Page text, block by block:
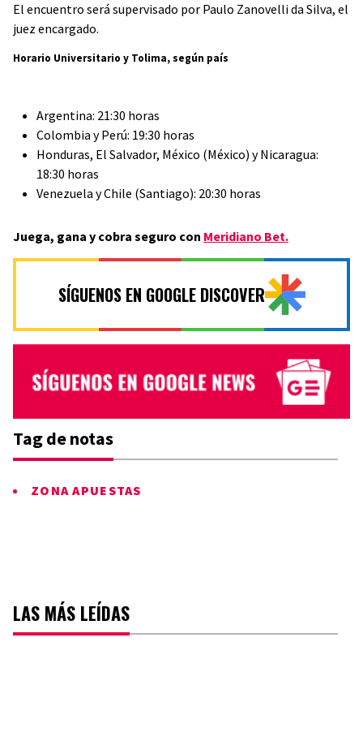
El encuentro será supervisado por Paulo Zanovelli da Silva, el
juez encargado.
Horario Universitario y Tolima, según país
Argentina: 21:30 horas
Colombia y Perú: 19:30 horas
Honduras, El Salvador, México (México) y Nicaragua:
18:30 horas
Venezuela y Chile (Santiago): 20:30 horas
Juega, gana y cobra seguro con Meridiano Bet.
SÍGUENOS EN GOOGLE DISCOVER
Tag de notas
ZONA APUESTAS
LAS MÁS LEÍDAS